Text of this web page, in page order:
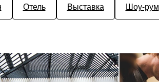
Отель Выставка Шоу-рум